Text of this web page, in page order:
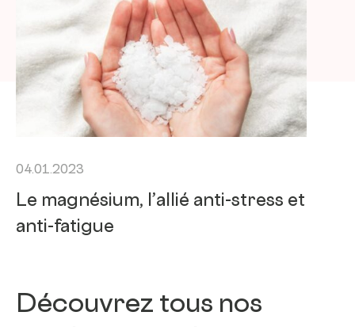
04.01.2023
Le magnésium, l’allié anti-stress et
anti-fatigue
Découvrez tous nos